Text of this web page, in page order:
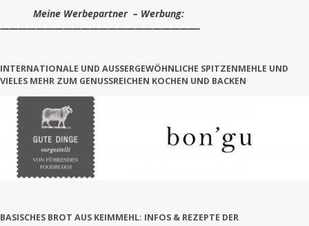
Meine Werbepartner – Werbung:
——————————————————————-
INTERNATIONALE UND AUSSERGEWÖHNLICHE SPITZENMEHLE UND V
IELES MEHR ZUM GENUSSREICHEN KOCHEN UND BACKEN
BASISCHES BROT AUS KEIMMEHL: INFOS & REZEPTE DER